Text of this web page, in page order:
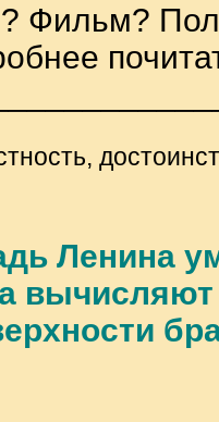
Фильм?
Ленина
вычисляют